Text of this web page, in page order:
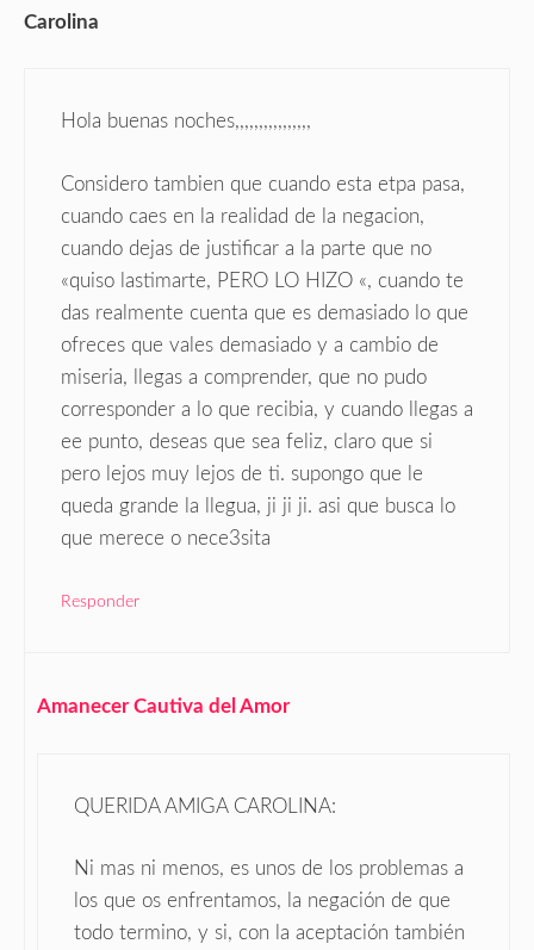
Carolina
Hola buenas noches,,,,,,,,,,,,,,,,
Considero tambien que cuando esta etpa pasa,
cuando caes en la realidad de la negacion,
cuando dejas de justificar a la parte que no
«quiso lastimarte, PERO LO HIZO «, cuando te
das realmente cuenta que es demasiado lo que
ofreces que vales demasiado y a cambio de
miseria, llegas a comprender, que no pudo
corresponder a lo que recibia, y cuando llegas a
ee punto, deseas que sea feliz, claro que si
pero lejos muy lejos de ti. supongo que le
queda grande la llegua, ji ji ji. asi que busca lo
que merece o nece3sita
Responder
Amanecer Cautiva del Amor
QUERIDA AMIGA CAROLINA:
Ni mas ni menos, es unos de los problemas a
los que os enfrentamos, la negación de que
todo termino, y si, con la aceptación también